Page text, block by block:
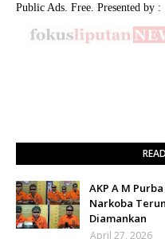
Public Ads. Free. Presented by :
AKP A M
Narkoba
Diamankan
April 27, 2026